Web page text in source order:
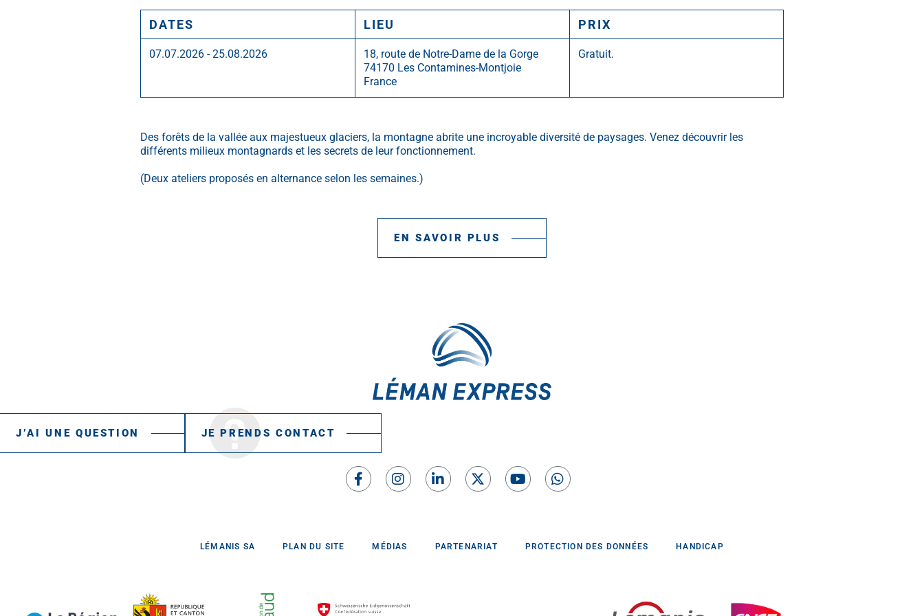
DATES
07.07.2026 - 25.08.2026
LIEU
18, route de Notre-Dame de la Gorge
74170 Les Contamines-Montjoie
France
PRIX
Gratuit.
Des forêts de la vallée aux majestueux glaciers, la montagne abrite une incroyable diversité de paysages. Venez découvrir les
différents milieux montagnards et les secrets de leur fonctionnement.
(Deux ateliers proposés en alternance selon les semaines.)
EN SAVOIR PLUS
J’AI UNE QUESTION JE PRENDS CONTACT
LÉMANIS SA PLAN DU SITE MÉDIAS PARTENARIAT PROTECTION DES DONNÉES HANDICAP